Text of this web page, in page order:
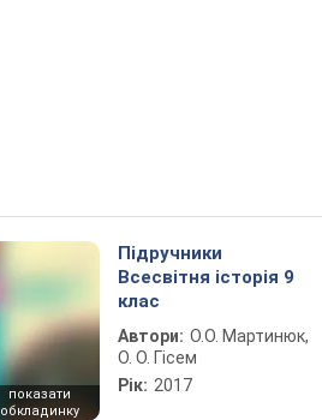
показати
обкладинку
Підручники
Всесвітня історія 9
клас
Автори: О.О. Мартинюк,
О. О. Гісем
Рік: 2017